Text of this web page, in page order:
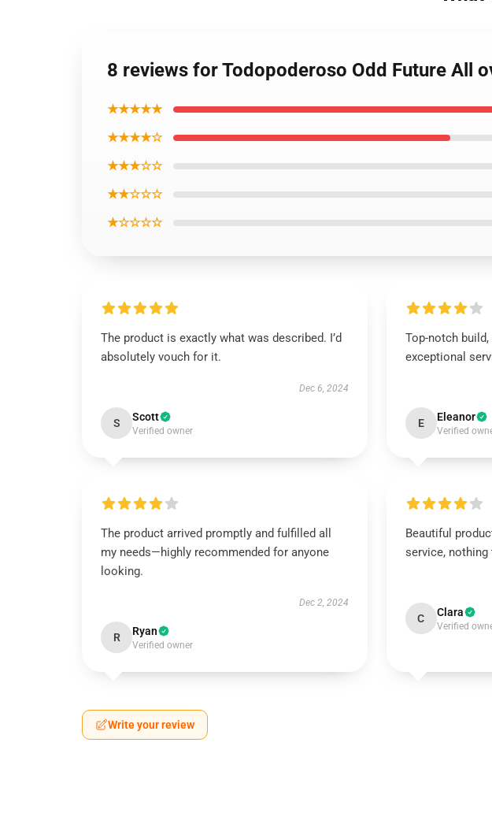
8 reviews for Todopoderoso Odd Future All
★★★★★
★★★★☆
★★★☆☆
★★☆☆☆
★☆☆☆☆
The product is exactly what was described. I’d
absolutely vouch for it.
Dec 6, 2024
S Scott
Verified owner
Top-notch
exceptional
E Eleanor
Verified
The product arrived promptly and fulfilled all
my needs—highly recommended for anyone
looking.
Dec 2, 2024
R Ryan
Verified owner
Beautiful
service,
C Clara
Verified
Write your review